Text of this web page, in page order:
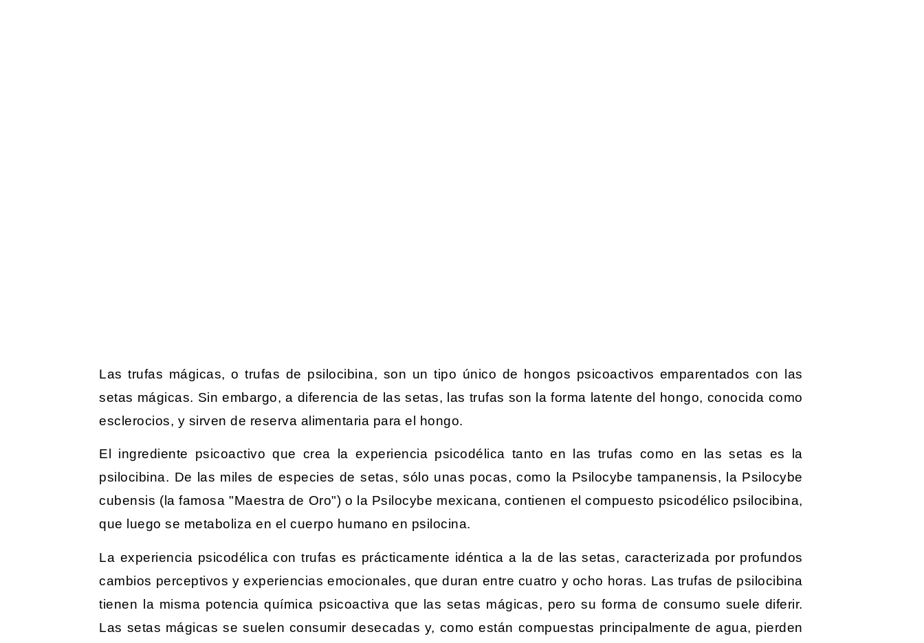
Las trufas mágicas, o trufas de psilocibina, son un tipo único de hongos psicoactivos emparentados con las
setas mágicas. Sin embargo, a diferencia de las setas, las trufas son la forma latente del hongo, conocida como
esclerocios, y sirven de reserva alimentaria para el hongo.
El ingrediente psicoactivo que crea la experiencia psicodélica tanto en las trufas como en las setas es la
psilocibina. De las miles de especies de setas, sólo unas pocas, como la Psilocybe tampanensis, la Psilocybe
cubensis (la famosa "Maestra de Oro") o la Psilocybe mexicana, contienen el compuesto psicodélico psilocibina,
que luego se metaboliza en el cuerpo humano en psilocina.
La experiencia psicodélica con trufas es prácticamente idéntica a la de las setas, caracterizada por profundos
cambios perceptivos y experiencias emocionales, que duran entre cuatro y ocho horas. Las trufas de psilocibina
tienen la misma potencia química psicoactiva que las setas mágicas, pero su forma de consumo suele diferir.
Las setas mágicas se suelen consumir desecadas y, como están compuestas principalmente de agua, pierden